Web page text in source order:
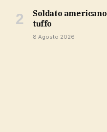
soldato americano di 24 anni muore dopo un
tuffo
8 Agosto 2026